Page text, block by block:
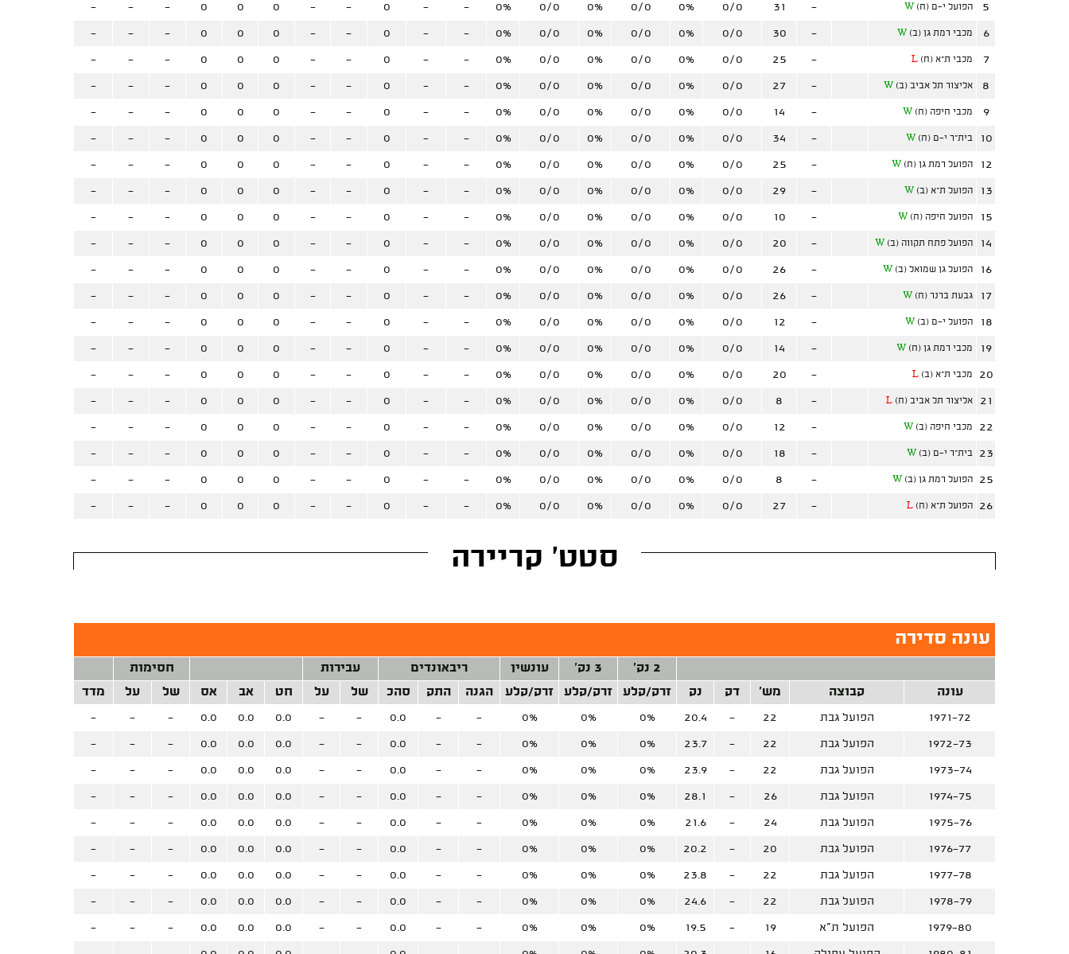
5 הפועל י-ם (ח) W
-
31
0/0
0%
0/0
0%
0/0
0%
-
-
0
-
-
0
0
0
-
-
-
6 מכבי רמת גן (ב) W
-
30
0/0
0%
0/0
0%
0/0
0%
-
-
0
-
-
0
0
0
-
-
-
7 מכבי ת"א (ח) L
-
25
0/0
0%
0/0
0%
0/0
0%
-
-
0
-
-
0
0
0
-
-
-
8 אליצור תל אביב (ב) W
-
27
0/0
0%
0/0
0%
0/0
0%
-
-
0
-
-
0
0
0
-
-
-
9 מכבי חיפה (ח) W
-
14
0/0
0%
0/0
0%
0/0
0%
-
-
0
-
-
0
0
0
-
-
-
10 בית"ר י-ם (ח) W
-
34
0/0
0%
0/0
0%
0/0
0%
-
-
0
-
-
0
0
0
-
-
-
12 הפועל רמת גן (ח) W
-
25
0/0
0%
0/0
0%
0/0
0%
-
-
0
-
-
0
0
0
-
-
-
13 הפועל ת"א (ב) W
-
29
0/0
0%
0/0
0%
0/0
0%
-
-
0
-
-
0
0
0
-
-
-
15 הפועל חיפה (ח) W
-
10
0/0
0%
0/0
0%
0/0
0%
-
-
0
-
-
0
0
0
-
-
-
14 הפועל פתח תקווה (ב) W
-
20
0/0
0%
0/0
0%
0/0
0%
-
-
0
-
-
0
0
0
-
-
-
16 הפועל גן שמואל (ב) W
-
26
0/0
0%
0/0
0%
0/0
0%
-
-
0
-
-
0
0
0
-
-
-
17 גבעת ברנר (ח) W
-
26
0/0
0%
0/0
0%
0/0
0%
-
-
0
-
-
0
0
0
-
-
-
18 הפועל י-ם (ב) W
-
12
0/0
0%
0/0
0%
0/0
0%
-
-
0
-
-
0
0
0
-
-
-
19 מכבי רמת גן (ח) W
-
14
0/0
0%
0/0
0%
0/0
0%
-
-
0
-
-
0
0
0
-
-
-
20 מכבי ת"א (ב) L
-
20
0/0
0%
0/0
0%
0/0
0%
-
-
0
-
-
0
0
0
-
-
-
21 אליצור תל אביב (ח) L
-
8
0/0
0%
0/0
0%
0/0
0%
-
-
0
-
-
0
0
0
-
-
-
22 מכבי חיפה (ב) W
-
12
0/0
0%
0/0
0%
0/0
0%
-
-
0
-
-
0
0
0
-
-
-
23 בית"ר י-ם (ב) W
-
18
0/0
0%
0/0
0%
0/0
0%
-
-
0
-
-
0
0
0
-
-
-
25 הפועל רמת גן (ב) W
-
8
0/0
0%
0/0
0%
0/0
0%
-
-
0
-
-
0
0
0
-
-
-
26 הפועל ת"א (ח) L
-
27
0/0
0%
0/0
0%
0/0
0%
-
-
0
-
-
0
0
0
-
-
-
סטט' קריירה
עונה סדירה
2 נק' 3 נק' עונשין ריבאונדים עבירות
חסימות
עונה
קבוצה מש' דק נק זרק/קלע זרק/קלע זרק/קלע הגנה התק סהכ של על חט אב אס של על מדד
1971-72 הפועל גבת 22
-
20.4
0%
0%
0%
-
-
0.0
-
-
0.0
0.0
0.0
-
-
-
1972-73 הפועל גבת 22
-
23.7
0%
0%
0%
-
-
0.0
-
-
0.0
0.0
0.0
-
-
-
1973-74 הפועל גבת 22
-
23.9
0%
0%
0%
-
-
0.0
-
-
0.0
0.0
0.0
-
-
-
1974-75 הפועל גבת 26
-
28.1
0%
0%
0%
-
-
0.0
-
-
0.0
0.0
0.0
-
-
-
1975-76 הפועל גבת 24
-
21.6
0%
0%
0%
-
-
0.0
-
-
0.0
0.0
0.0
-
-
-
1976-77 הפועל גבת 20
-
20.2
0%
0%
0%
-
-
0.0
-
-
0.0
0.0
0.0
-
-
-
1977-78 הפועל גבת 22
-
23.8
0%
0%
0%
-
-
0.0
-
-
0.0
0.0
0.0
-
-
-
1978-79 הפועל גבת 22
-
24.6
0%
0%
0%
-
-
0.0
-
-
0.0
0.0
0.0
-
-
-
1979-80 הפועל ת"א 19
-
19.5
0%
0%
0%
-
-
0.0
-
-
0.0
0.0
0.0
-
-
-